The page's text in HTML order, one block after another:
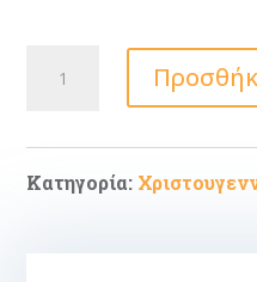
Μπισκοτάνθρωπος
ποσότητα
Κατηγορία: